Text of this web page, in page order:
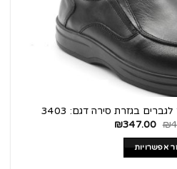
בגזרת סירה דגם: 3403
₪
₪347.00
אפשרויות